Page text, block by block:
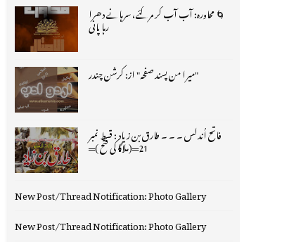
🌀 محاورہ: آب آب کر مر گئے، سرہانے دھرا
رہا پانی
"میرا من پسند صفحہ" از: کرشن چندر
فاتح اُندلس ۔ ۔ ۔ طارق بن زیاد : قسط نمبر
21═(ملاگا کی فتح )═
New Post/Thread Notification: Photo Gallery
New Post/Thread Notification: Photo Gallery